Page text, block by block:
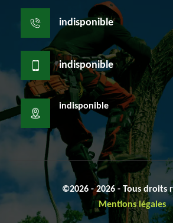
indisponible
indisponible
indisponible
©2026 - 2026 - Tous droits
Mentions légales